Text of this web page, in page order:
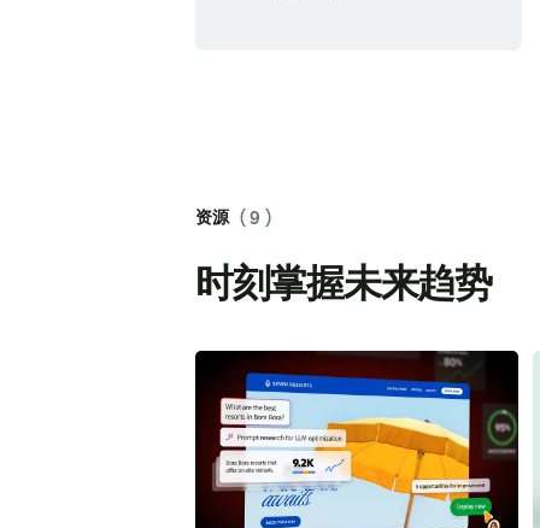
资源 ( 9 )
时刻掌握未来趋势